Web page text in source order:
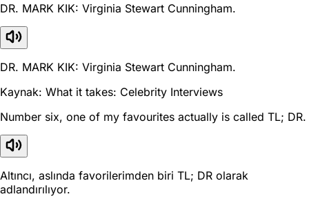
DR. MARK KIK: Virginia Stewart Cunningham.
DR. MARK KIK: Virginia Stewart Cunningham.
Kaynak: What it takes: Celebrity Interviews
Number six, one of my favourites actually is called TL; DR.
Altıncı, aslında favorilerimden biri TL; DR olarak
adlandırılıyor.